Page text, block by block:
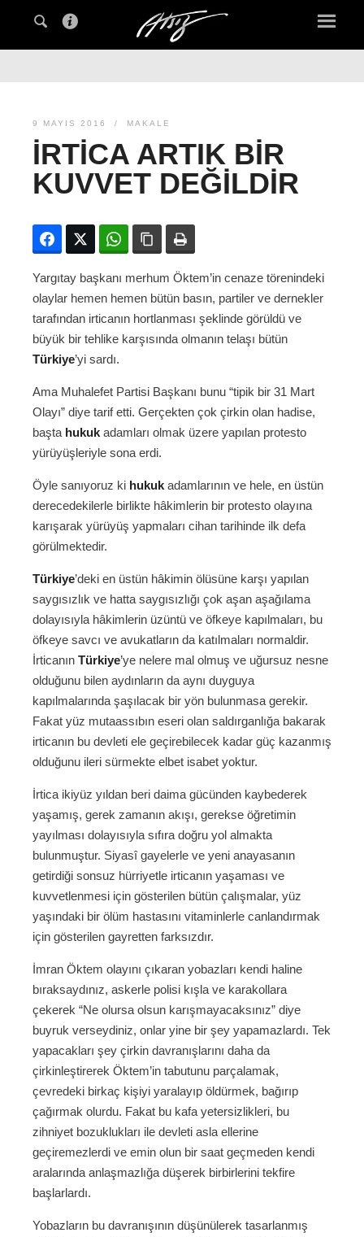
9 MAYIS 2016 MAKALE
İRTICA ARTIK BIR
KUVVET DEĞILDIR
FacebookTwitter WhatsAppBağlanıyı kopyala
Yargıtay başkanı merhum Öktem’in cenaze törenindeki
olaylar hemen hemen bütün basın, partiler ve dernekler
tarafından irticanın hortlanması şeklinde görüldü ve
büyük bir tehlike karşısında olmanın telaşı bütün
Türkiye’yi sardı.
Ama Muhalefet Partisi Başkanı bunu “tipik bir 31 Mart
Olayı” diye tarif etti. Gerçekten çok çirkin olan hadise,
başta hukuk adamları olmak üzere yapılan protesto
yürüyüşleriyle sona erdi.
Öyle sanıyoruz ki hukuk adamlarının ve hele, en üstün
derecedekilerle birlikte hâkimlerin bir protesto olayına
karışarak yürüyüş yapmaları cihan tarihinde ilk defa
görülmektedir.
Türkiye’deki en üstün hâkimin ölüsüne karşı yapılan
saygısızlık ve hatta saygısızlığı çok aşan aşağılama
dolayısıyla hâkimlerin üzüntü ve öfkeye kapılmaları, bu
öfkeye savcı ve avukatların da katılmaları normaldir.
İrticanın Türkiye’ye nelere mal olmuş ve uğursuz nesne
olduğunu bilen aydınların da aynı duyguya
kapılmalarında şaşılacak bir yön bulunmasa gerekir.
Fakat yüz mutaassıbın eseri olan saldırganlığa bakarak
irticanın bu devleti ele geçirebilecek kadar güç kazanmış
olduğunu ileri sürmekte elbet isabet yoktur.
İrtica ikiyüz yıldan beri daima gücünden kaybederek
yaşamış, gerek zamanın akışı, gerekse öğretimin
yayılması dolayısıyla sıfıra doğru yol almakta
bulunmuştur. Siyasî gayelerle ve yeni anayasanın
getirdiği sonsuz hürriyetle irticanın yaşaması ve
kuvvetlenmesi için gösterilen bütün çalışmalar, yüz
yaşındaki bir ölüm hastasını vitaminlerle canlandırmak
için gösterilen gayretten farksızdır.
İmran Öktem olayını çıkaran yobazları kendi haline
bıraksaydınız, askerle polisi kışla ve karakollara
çekerek “Ne olursa olsun karışmayacaksınız” diye
buyruk verseydiniz, onlar yine bir şey yapamazlardı. Tek
yapacakları şey çirkin davranışlarını daha da
çirkinleştirerek Öktem’in tabutunu parçalamak,
çevredeki birkaç kişiyi yaralayıp öldürmek, bağırıp
çağırmak olurdu. Fakat bu kafa yetersizlikleri, bu
zihniyet bozuklukları ile devleti asla ellerine
geçiremezlerdi ve emin olun bir saat geçmeden kendi
aralarında anlaşmazlığa düşerek birbirlerini tekfire
başlarlardı.
Yobazların bu davranışının düşünülerek tasarlanmış